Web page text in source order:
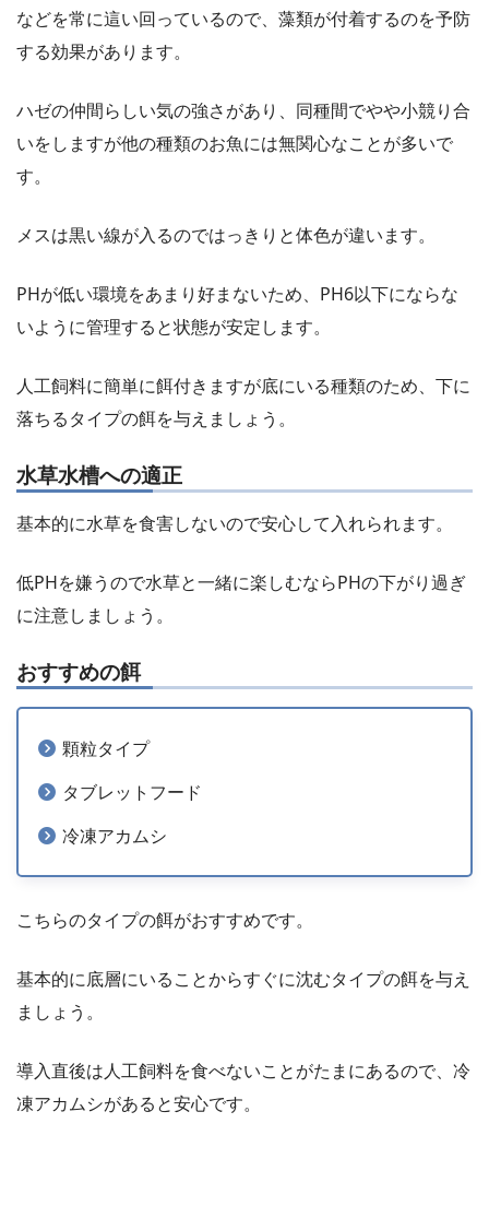
などを常に這い回っているので、藻類が付着するのを予防
する効果があります。
ハゼの仲間らしい気の強さがあり、同種間でやや小競り合
いをしますが他の種類のお魚には無関心なことが多いで
す。
メスは黒い線が入るのではっきりと体色が違います。
PHが低い環境をあまり好まないため、PH6以下にならな
いように管理すると状態が安定します。
人工飼料に簡単に餌付きますが底にいる種類のため、下に
落ちるタイプの餌を与えましょう。
水草水槽への適正
基本的に水草を食害しないので安心して入れられます。
低PHを嫌うので水草と一緒に楽しむならPHの下がり過ぎ
に注意しましょう。
おすすめの餌
顆粒タイプ
タブレットフード
冷凍アカムシ
こちらのタイプの餌がおすすめです。
基本的に底層にいることからすぐに沈むタイプの餌を与え
ましょう。
導入直後は人工飼料を食べないことがたまにあるので、冷
凍アカムシがあると安心です。